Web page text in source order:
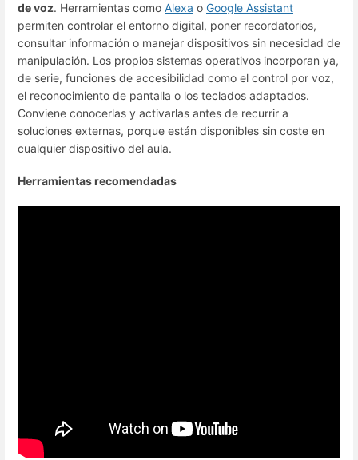
de voz. Herramientas como Alexa o Google Assistant
permiten controlar el entorno digital, poner recordatorios,
consultar información o manejar dispositivos sin necesidad de
manipulación. Los propios sistemas operativos incorporan ya,
de serie, funciones de accesibilidad como el control por voz,
el reconocimiento de pantalla o los teclados adaptados.
Conviene conocerlas y activarlas antes de recurrir a
soluciones externas, porque están disponibles sin coste en
cualquier dispositivo del aula.
Herramientas recomendadas